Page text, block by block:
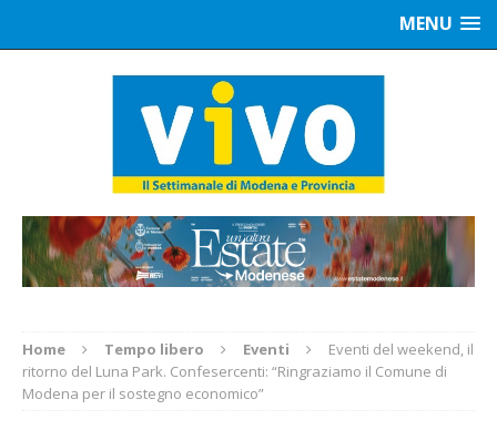
MENU
Home Tempo libero Eventi
Eventi del weekend, il
ritorno del Luna Park. Confesercenti: “Ringraziamo il Comune di
Modena per il sostegno economico”